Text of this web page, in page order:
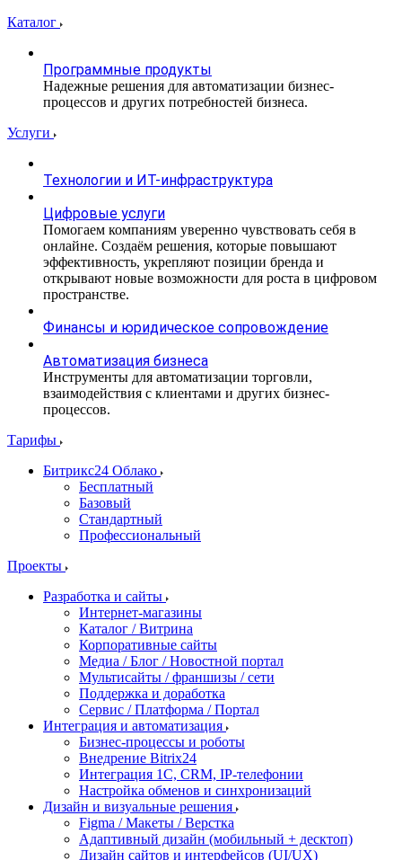
Каталог
Программные продукты
Надежные решения для автоматизации бизнес-
процессов и других потребностей бизнеса.
Услуги
Технологии и ИТ-инфраструктура
Цифровые услуги
Помогаем компаниям уверенно чувствовать себя в
онлайне. Создаём решения, которые повышают
эффективность, укрепляют позиции бренда и
открывают новые возможности для роста в цифровом
пространстве.
Финансы и юридическое сопровождение
Автоматизация бизнеса
Инструменты для автоматизации торговли,
взаимодействия с клиентами и других бизнес-
процессов.
Тарифы
Битрикс24 Облако
Бесплатный
Базовый
Стандартный
Профессиональный
Проекты
Разработка и сайты
Интернет-магазины
Каталог / Витрина
Корпоративные сайты
Медиа / Блог / Новостной портал
Мультисайты / франшизы / сети
Поддержка и доработка
Сервис / Платформа / Портал
Интеграция и автоматизация
Бизнес-процессы и роботы
Внедрение Bitrix24
Интеграция 1С, CRM, IP-телефонии
Настройка обменов и синхронизаций
Дизайн и визуальные решения
Figma / Макеты / Верстка
Адаптивный дизайн (мобильный + десктоп)
Дизайн сайтов и интерфейсов (UI/UX)